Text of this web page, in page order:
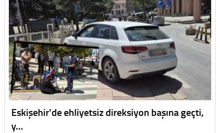
Eskişehir'de ehliyetsiz direksiyon başına geçti,
y…